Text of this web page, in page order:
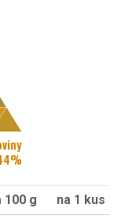
%
100 g
na 1 kus